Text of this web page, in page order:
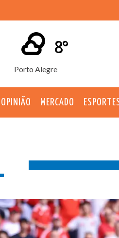
Porto Alegre
8°
OPINIÃO MERCADO